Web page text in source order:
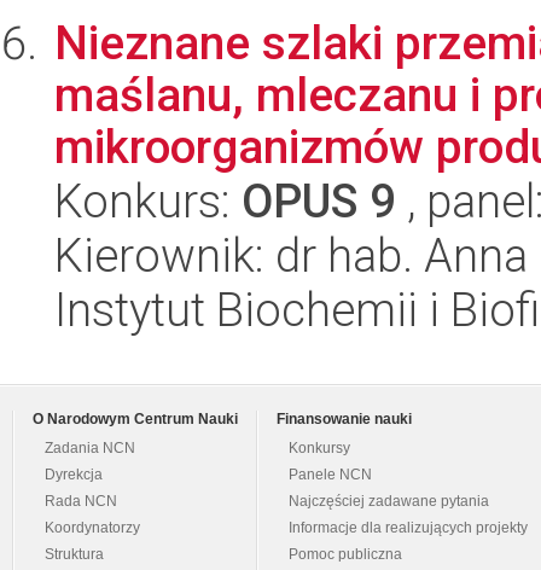
Nieznane szlaki
maślanu, mleczanu i
mikroorganizmów
Konkurs: OPUS 9 ,
Kierownik: dr hab. Anna
Instytut Biochemii i
O Narodowym Centrum Nauki
Zadania NCN
Dyrekcja
Rada NCN
Koordynatorzy
Struktura
Finansowanie nauki
Konkursy
Panele NCN
Najczęściej zadawane pytania
Informacje dla realizujących projekty
Pomoc publiczna